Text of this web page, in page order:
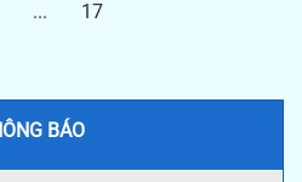
...
17
BÁO